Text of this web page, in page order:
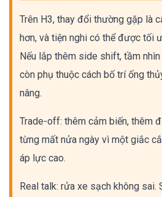
Trên H3, thay đổi thường gặp là
hơn, và tiện nghi có thể được tối
Nếu lắp thêm side shift, tầm
còn phụ thuộc cách bố trí ống
nâng.
Trade-off: thêm cảm biến, thêm
từng mất nửa ngày vì một giắc
áp lực cao.
Real talk: rửa xe sạch không sai.